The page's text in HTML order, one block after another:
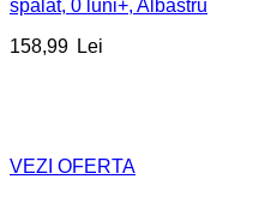
158,99 Lei
VEZI OFERTA